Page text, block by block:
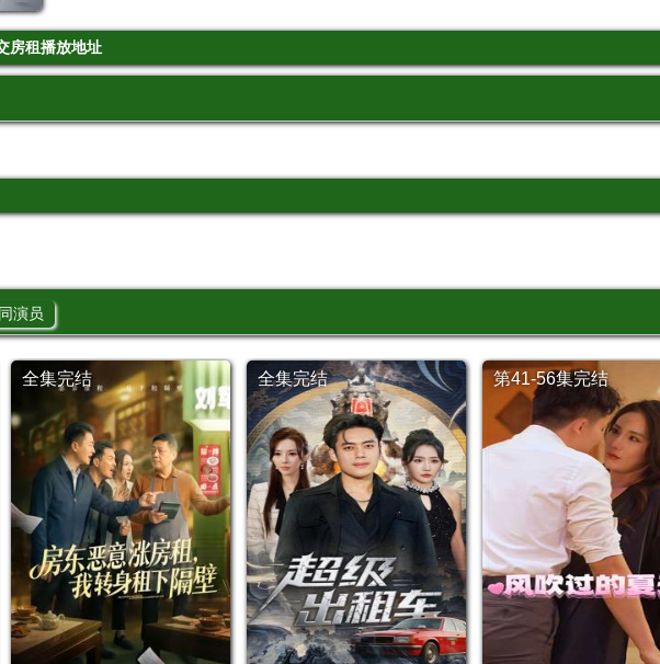
房租播放地址
同演员
全集完结 全集完结 第41-56集完结